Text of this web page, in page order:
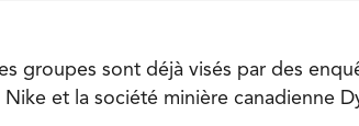
groupes sont déjà visés par des
Nike et la société minière canadienne